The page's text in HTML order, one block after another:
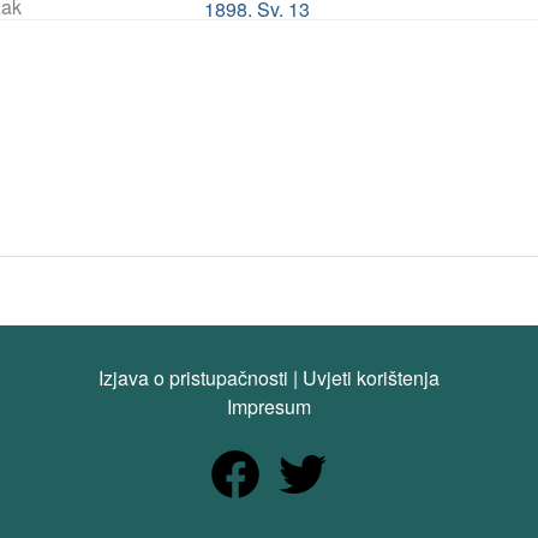
1898. Sv. 13
Izjava o pristupačnosti | Uvjeti korištenja
Impresum